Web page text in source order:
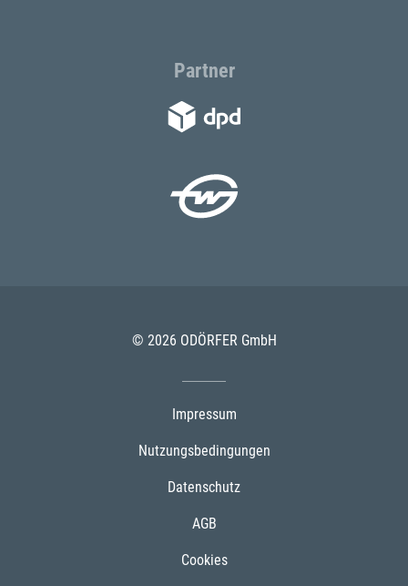
Partner
© 2026 ODÖRFER GmbH
Impressum
Nutzungsbedingungen
Datenschutz
AGB
Cookies